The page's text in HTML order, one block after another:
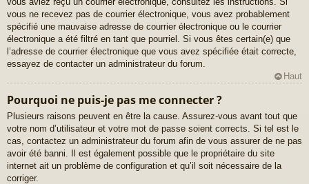
vous ne recevez pas de courrier électronique, vous avez probablement
spécifié une mauvaise adresse de courrier électronique ou le courrier
électronique a été filtré en tant que pourriel. Si vous êtes certain(e) que
l’adresse de courrier électronique que vous avez spécifiée était correcte,
essayez de contacter un administrateur du forum.
Haut
Pourquoi ne puis-je pas me connecter ?
Plusieurs raisons peuvent en être la cause. Assurez-vous avant tout que
votre nom d’utilisateur et votre mot de passe soient corrects. Si tel est le
cas, contactez un administrateur du forum afin de vous assurer de ne pas
avoir été banni. Il est également possible que le propriétaire du site
internet ait un problème de configuration et qu’il soit nécessaire de la
corriger.